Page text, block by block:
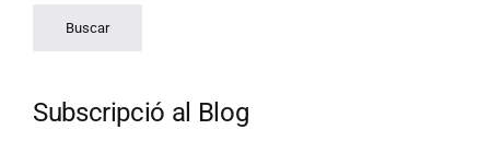
Subscripció al Blog